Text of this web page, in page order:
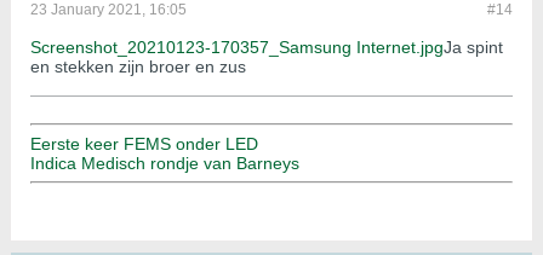
#14
23 January 2021, 16:05
Screenshot_20210123-170357_Samsung Internet.jpgJa spint
en stekken zijn broer en zus
Eerste keer FEMS onder LED
Indica Medisch rondje van Barneys